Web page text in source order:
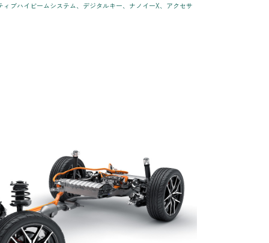
ブハイビームシステム、デジタルキー、ナノイーX、アクセサ